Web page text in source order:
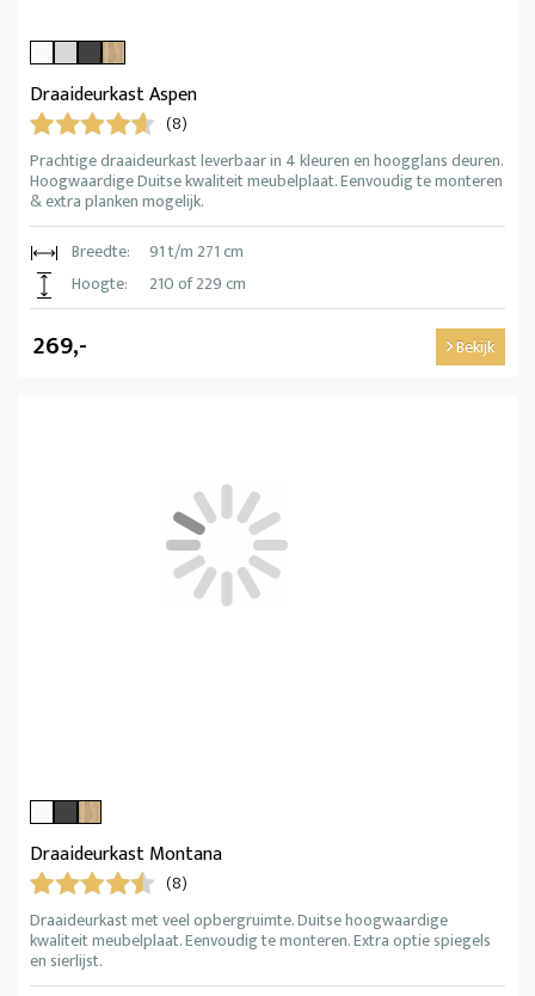
Draaideurkast Aspen
(8)
Prachtige draaideurkast leverbaar in 4 kleuren en hoogglans deuren.
Hoogwaardige Duitse kwaliteit meubelplaat. Eenvoudig te monteren
& extra planken mogelijk.
Breedte:
91 t/m 271 cm
Hoogte:
210 of 229 cm
269,- Bekijk
Draaideurkast Montana
(8)
Draaideurkast met veel opbergruimte. Duitse hoogwaardige
kwaliteit meubelplaat. Eenvoudig te monteren. Extra optie spiegels
en sierlijst.